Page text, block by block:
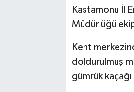
Kastamonu İl
Müdürlüğü
Kent
doldurulmuş
gümrük